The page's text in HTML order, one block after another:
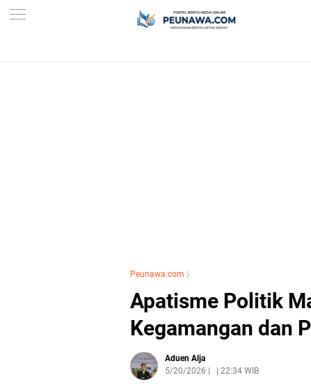
Peunawa.com 〉
Apatisme Politik
Kegamangan dan
Aduen Alja
5/20/2026
22:34 WIB